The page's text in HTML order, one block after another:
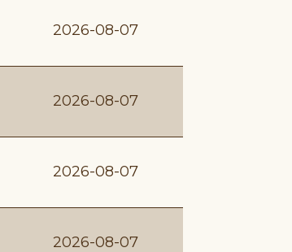
2026-08-07
2026-08-07
2026-08-07
2026-08-07